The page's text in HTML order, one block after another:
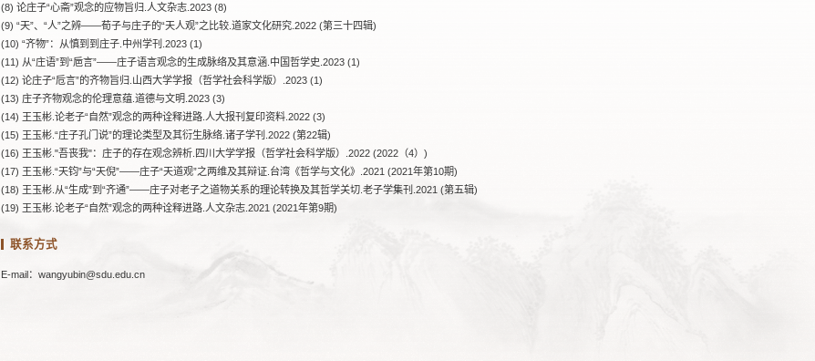
(8) 论庄子“心斋”观念的应物旨归.人文杂志.2023 (8)
(9) “天”、“人”之辨——荀子与庄子的“天人观”之比较.道家文化研究.2022 (第三十四辑)
(10) “齐物”：从慎到到庄子.中州学刊.2023 (1)
(11) 从“庄语”到“巵言”——庄子语言观念的生成脉络及其意涵.中国哲学史.2023 (1)
(12) 论庄子“卮言”的齐物旨归.山西大学学报（哲学社会科学版）.2023 (1)
(13) 庄子齐物观念的伦理意蕴.道德与文明.2023 (3)
(14) 王玉彬.论老子“自然”观念的两种诠释进路.人大报刊复印资料.2022 (3)
(15) 王玉彬.“庄子孔门说”的理论类型及其衍生脉络.诸子学刊.2022 (第22辑)
(16) 王玉彬."吾丧我"：庄子的存在观念辨析.四川大学学报（哲学社会科学版）.2022 (2022（4）)
(17) 王玉彬.“天钧”与“天倪”——庄子“天道观”之两维及其辩证.台湾《哲学与文化》.2021 (2021年第10期)
(18) 王玉彬.从“生成”到“齐通”——庄子对老子之道物关系的理论转换及其哲学关切.老子学集刊.2021 (第五辑)
(19) 王玉彬.论老子“自然”观念的两种诠释进路.人文杂志.2021 (2021年第9期)
联系方式
E-mail：wangyubin@sdu.edu.cn